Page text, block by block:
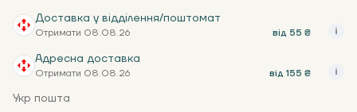
Доставка у відділення/поштомат
Отримати 08.08.26 від 55 ₴
Адресна доставка
Отримати 08.08.26 від 155 ₴
Укр пошта